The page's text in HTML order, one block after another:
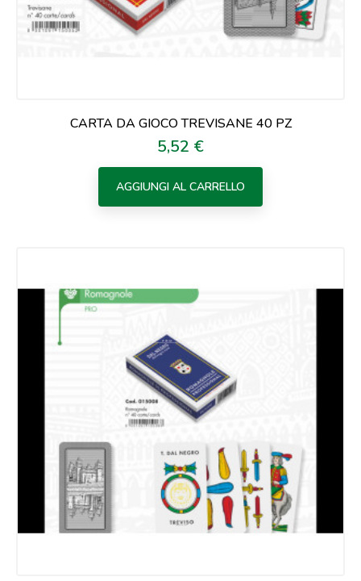
CARTA DA GIOCO TREVISANE 40 PZ
Prezzo
5,52 €
AGGIUNGI AL CARRELLO